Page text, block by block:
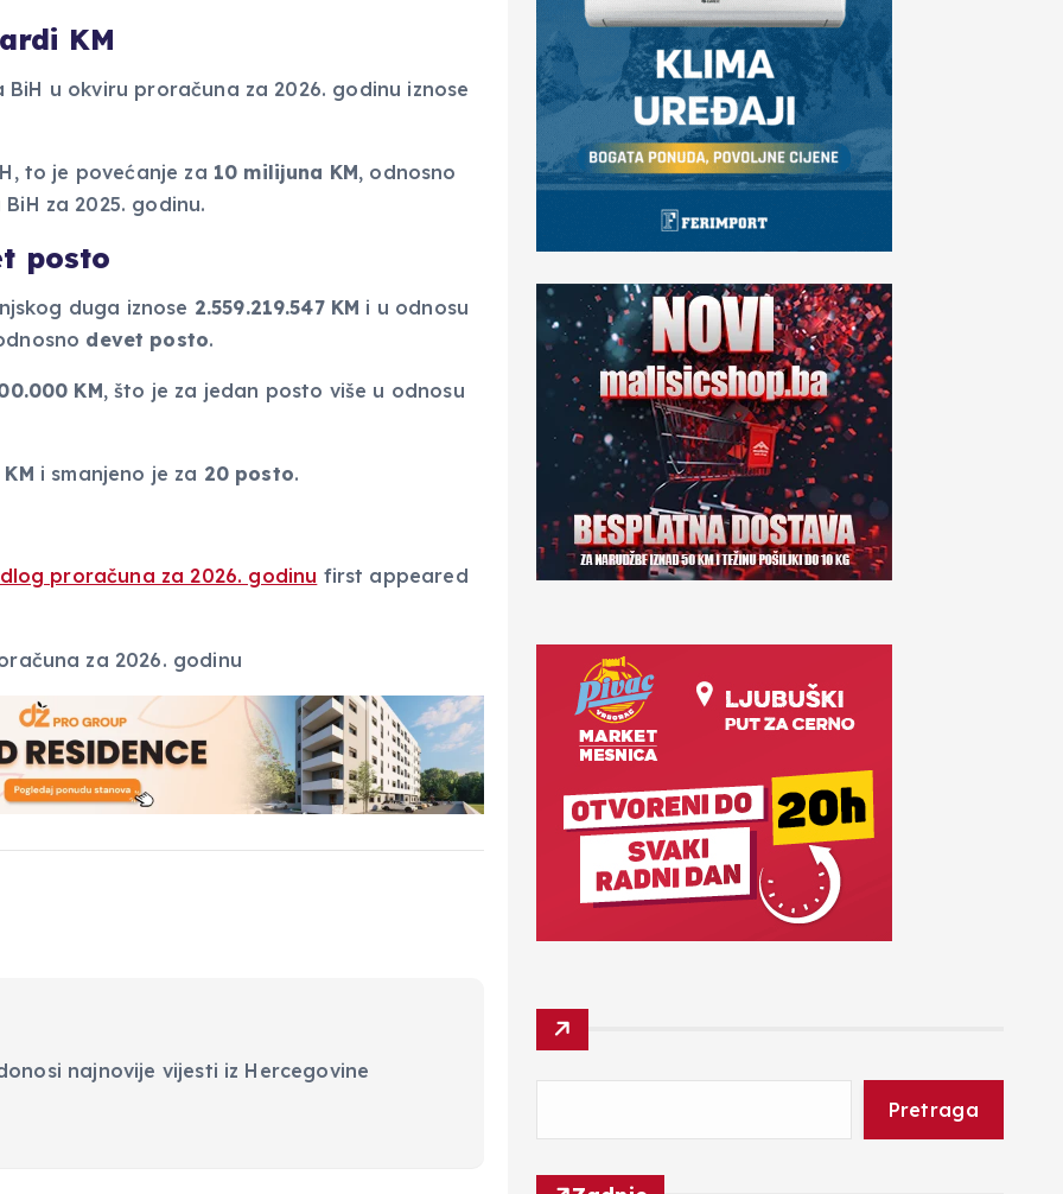
KM
u okviru proračuna za 2026. godinu iznose
to je povećanje za 10 milijuna KM, odnosno
za 2025. godinu.
posto
duga iznose 2.559.219.547 KM i u odnosu
devet posto.
KM, što je za jedan posto više u odnosu
i smanjeno je za 20 posto.
proračuna za 2026. godinu first appeared
najnovije vijesti iz Hercegovine
Pretraga